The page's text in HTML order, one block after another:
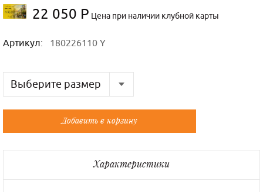
22 050 Р Цена при наличии клубной карты
Артикул: 180226110 Y
Выберите размер
Русский
Французский
Универсальный
Универсальный
Добавить в корзину
Характеристики